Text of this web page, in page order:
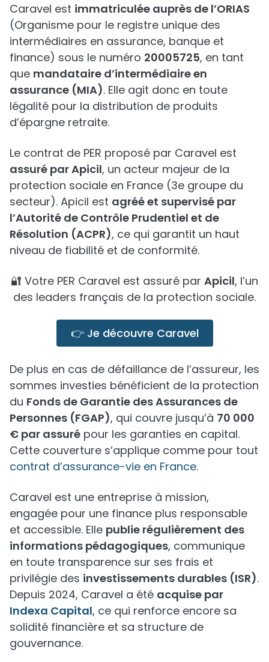
Caravel est immatriculée auprès de l’ORIAS
(Organisme pour le registre unique des
intermédiaires en assurance, banque et
finance) sous le numéro 20005725, en tant
que mandataire d’intermédiaire en
assurance (MIA). Elle agit donc en toute
légalité pour la distribution de produits
d’épargne retraite.
Le contrat de PER proposé par Caravel est
assuré par Apicil, un acteur majeur de la
protection sociale en France (3e groupe du
secteur). Apicil est agréé et supervisé par
l’Autorité de Contrôle Prudentiel et de
Résolution (ACPR), ce qui garantit un haut
niveau de fiabilité et de conformité.
🔐 Votre PER Caravel est assuré par Apicil, l’un
des leaders français de la protection sociale.
👉 Je découvre Caravel
De plus en cas de défaillance de l’assureur, les
sommes investies bénéficient de la protection
du Fonds de Garantie des Assurances de
Personnes (FGAP), qui couvre jusqu’à 70 000
€ par assuré pour les garanties en capital.
Cette couverture s’applique comme pour tout
contrat d’assurance-vie en France.
Caravel est une entreprise à mission,
engagée pour une finance plus responsable
et accessible. Elle publie régulièrement des
informations pédagogiques, communique
en toute transparence sur ses frais et
privilégie des investissements durables (ISR).
Depuis 2024, Caravel a été acquise par
Indexa Capital, ce qui renforce encore sa
solidité financière et sa structure de
gouvernance.